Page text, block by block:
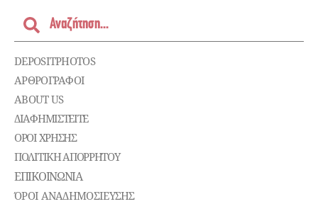
DEPOSITPHOTOS
ΑΡΘΡΟΓΡΑΦΟΙ
ABOUT US
ΔΙΑΦΗΜΙΣΤΕΊΤΕ
ΌΡΟΙ ΧΡΉΣΗΣ
ΠΟΛΙΤΙΚΉ ΑΠΟΡΡΉΤΟΥ
ΕΠΙΚΟΙΝΩΝΊΑ
ΌΡΟΙ ΑΝΑΔΗΜΟΣΙΕΥΣΗΣ